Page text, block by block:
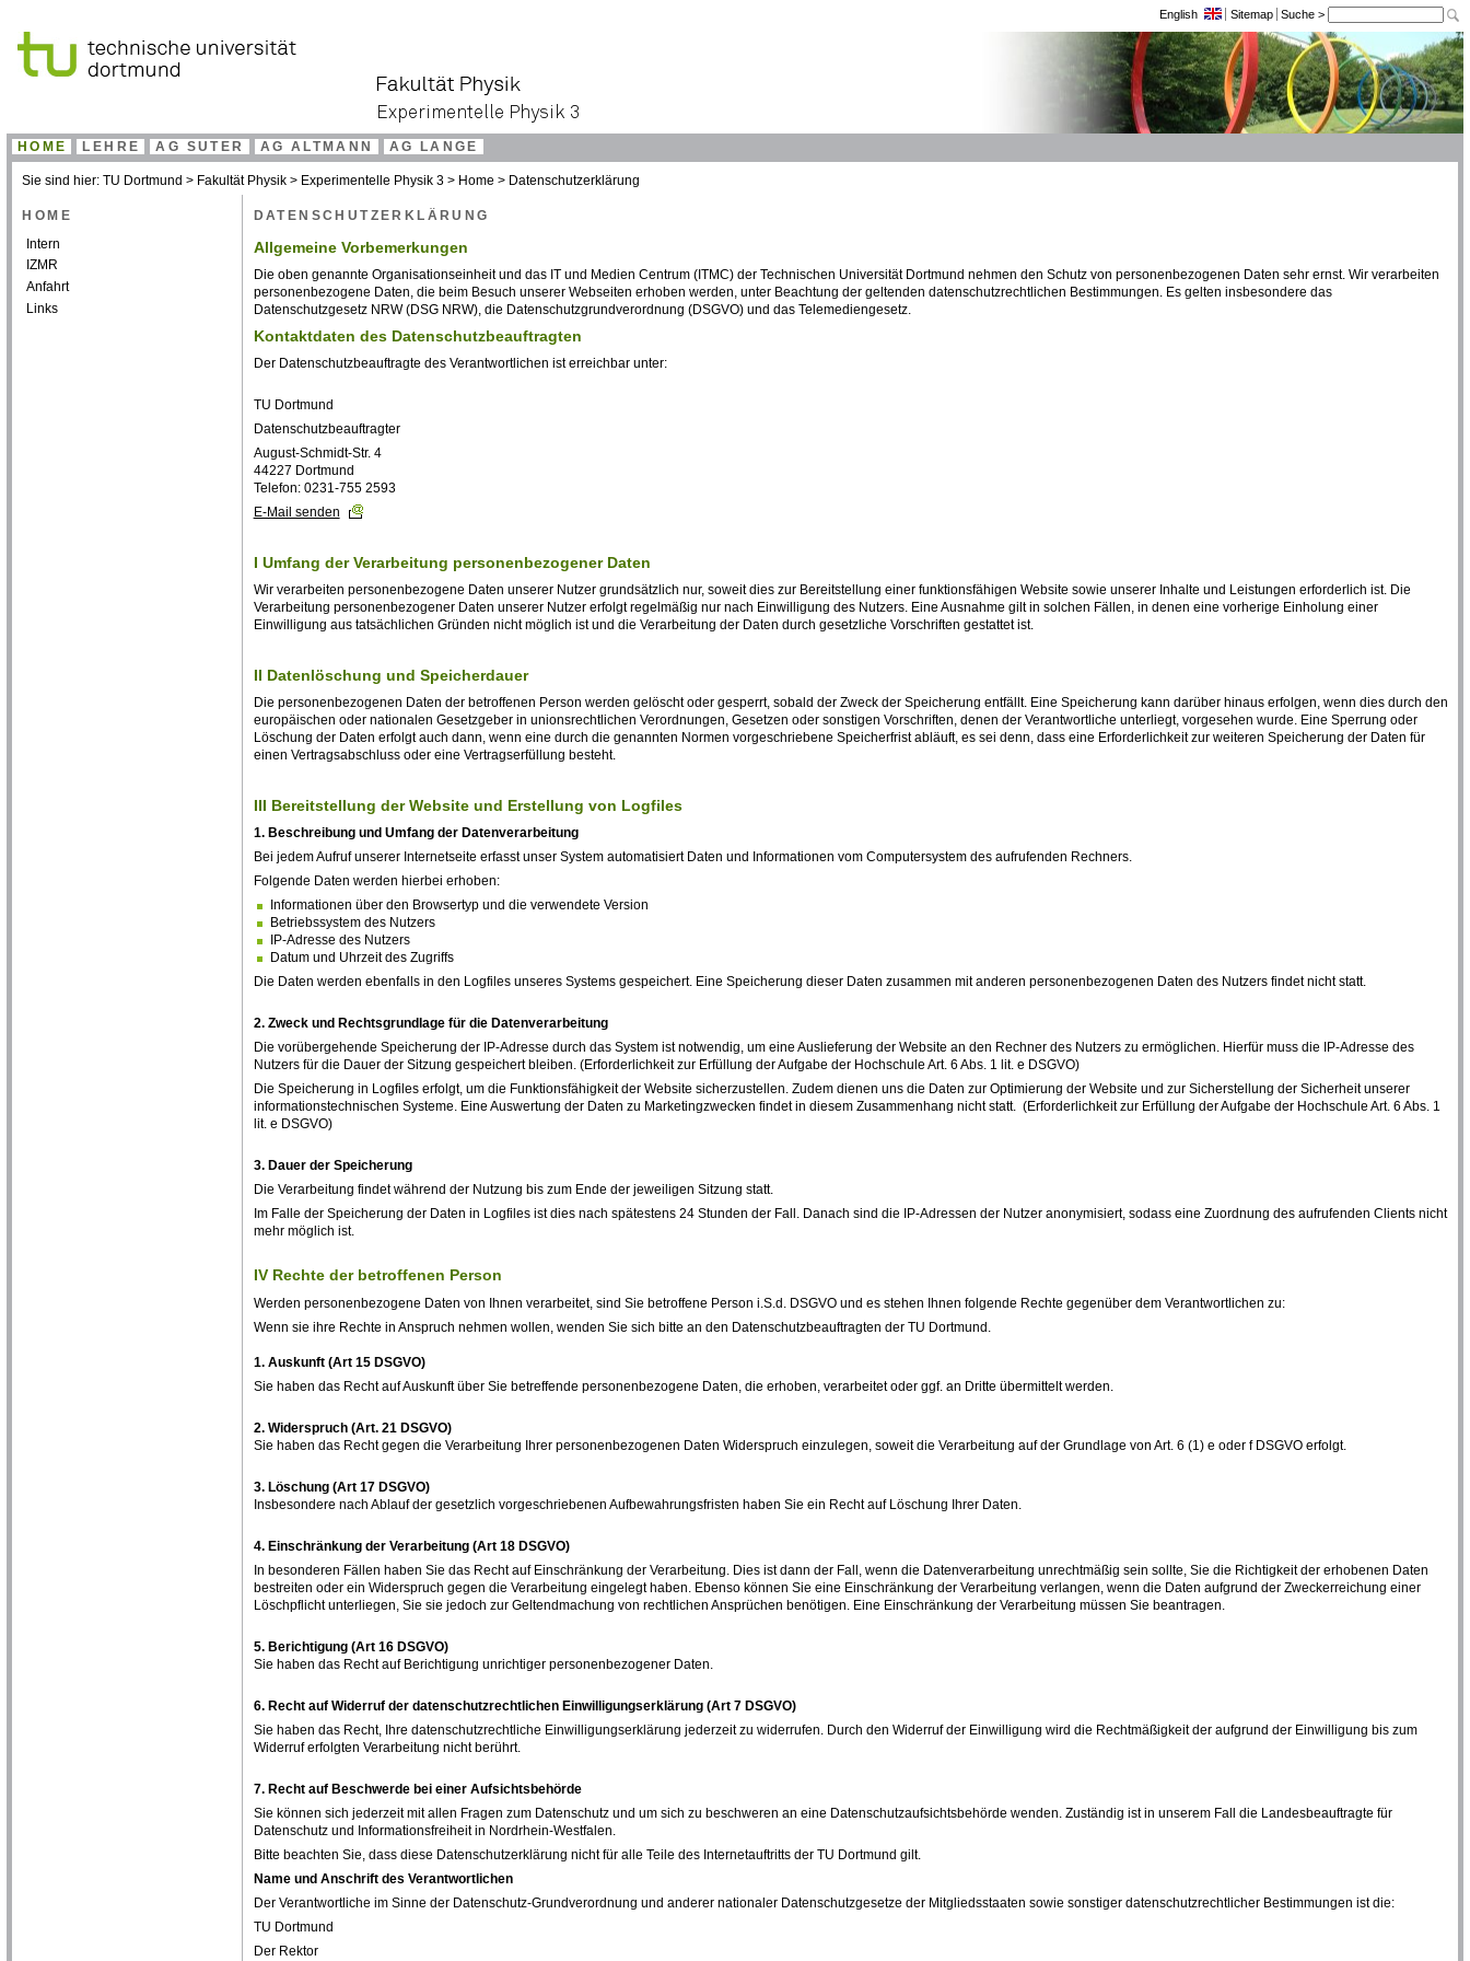
English Sitemap Suche >
HOME LEHRE AG SUTER AG ALTMANN AG LANGE
Sie sind hier: TU Dortmund > Fakultät Physik > Experimentelle Physik 3 > Home> Datenschutzerklärung
HOME
Intern
IZMR
Anfahrt
Links
DATENSCHUTZERKLÄRUNG
Allgemeine Vorbemerkungen
Die oben genannte Organisationseinheit und das IT und Medien Centrum (ITMC) der Technischen Universität Dortmund nehmen den Schutz von personenbezogenen Daten sehr ernst. Wir verarbeiten
personenbezogene Daten, die beim Besuch unserer Webseiten erhoben werden, unter Beachtung der geltenden datenschutzrechtlichen Bestimmungen. Es gelten insbesondere das
Datenschutzgesetz NRW (DSG NRW), die Datenschutzgrundverordnung (DSGVO) und das Telemediengesetz.
Kontaktdaten des Datenschutzbeauftragten
Der Datenschutzbeauftragte des Verantwortlichen ist erreichbar unter:
TU Dortmund
Datenschutzbeauftragter
August-Schmidt-Str. 4
44227 Dortmund
Telefon: 0231-755 2593
E-Mail senden
I Umfang der Verarbeitung personenbezogener Daten
Wir verarbeiten personenbezogene Daten unserer Nutzer grundsätzlich nur, soweit dies zur Bereitstellung einer funktionsfähigen Website sowie unserer Inhalte und Leistungen erforderlich ist. Die
Verarbeitung personenbezogener Daten unserer Nutzer erfolgt regelmäßig nur nach Einwilligung des Nutzers. Eine Ausnahme gilt in solchen Fällen, in denen eine vorherige Einholung einer
Einwilligung aus tatsächlichen Gründen nicht möglich ist und die Verarbeitung der Daten durch gesetzliche Vorschriften gestattet ist.
II Datenlöschung und Speicherdauer
Die personenbezogenen Daten der betroffenen Person werden gelöscht oder gesperrt, sobald der Zweck der Speicherung entfällt. Eine Speicherung kann darüber hinaus erfolgen, wenn dies durch den
europäischen oder nationalen Gesetzgeber in unionsrechtlichen Verordnungen, Gesetzen oder sonstigen Vorschriften, denen der Verantwortliche unterliegt, vorgesehen wurde. Eine Sperrung oder
Löschung der Daten erfolgt auch dann, wenn eine durch die genannten Normen vorgeschriebene Speicherfrist abläuft, es sei denn, dass eine Erforderlichkeit zur weiteren Speicherung der Daten für
einen Vertragsabschluss oder eine Vertragserfüllung besteht.
III Bereitstellung der Website und Erstellung von Logfiles
1. Beschreibung und Umfang der Datenverarbeitung
Bei jedem Aufruf unserer Internetseite erfasst unser System automatisiert Daten und Informationen vom Computersystem des aufrufenden Rechners.
Folgende Daten werden hierbei erhoben:
Informationen über den Browsertyp und die verwendete Version
Betriebssystem des Nutzers
IP-Adresse des Nutzers
Datum und Uhrzeit des Zugriffs
Die Daten werden ebenfalls in den Logfiles unseres Systems gespeichert. Eine Speicherung dieser Daten zusammen mit anderen personenbezogenen Daten des Nutzers findet nicht statt.
2. Zweck und Rechtsgrundlage für die Datenverarbeitung
Die vorübergehende Speicherung der IP-Adresse durch das System ist notwendig, um eine Auslieferung der Website an den Rechner des Nutzers zu ermöglichen. Hierfür muss die IP-Adresse des
Nutzers für die Dauer der Sitzung gespeichert bleiben. (Erforderlichkeit zur Erfüllung der Aufgabe der Hochschule Art. 6 Abs. 1 lit. e DSGVO)
Die Speicherung in Logfiles erfolgt, um die Funktionsfähigkeit der Website sicherzustellen. Zudem dienen uns die Daten zur Optimierung der Website und zur Sicherstellung der Sicherheit unserer
informationstechnischen Systeme. Eine Auswertung der Daten zu Marketingzwecken findet in diesem Zusammenhang nicht statt. (Erforderlichkeit zur Erfüllung der Aufgabe der Hochschule Art. 6 Abs. 1
lit. e DSGVO)
3. Dauer der Speicherung
Die Verarbeitung findet während der Nutzung bis zum Ende der jeweiligen Sitzung statt.
Im Falle der Speicherung der Daten in Logfiles ist dies nach spätestens 24 Stunden der Fall. Danach sind die IP-Adressen der Nutzer anonymisiert, sodass eine Zuordnung des aufrufenden Clients nicht
mehr möglich ist.
IV Rechte der betroffenen Person
Werden personenbezogene Daten von Ihnen verarbeitet, sind Sie betroffene Person i.S.d. DSGVO und es stehen Ihnen folgende Rechte gegenüber dem Verantwortlichen zu:
Wenn sie ihre Rechte in Anspruch nehmen wollen, wenden Sie sich bitte an den Datenschutzbeauftragten der TU Dortmund.
1. Auskunft (Art 15 DSGVO)
Sie haben das Recht auf Auskunft über Sie betreffende personenbezogene Daten, die erhoben, verarbeitet oder ggf. an Dritte übermittelt werden.
2. Widerspruch (Art. 21 DSGVO)
Sie haben das Recht gegen die Verarbeitung Ihrer personenbezogenen Daten Widerspruch einzulegen, soweit die Verarbeitung auf der Grundlage von Art. 6 (1) e oder f DSGVO erfolgt.
3. Löschung (Art 17 DSGVO)
Insbesondere nach Ablauf der gesetzlich vorgeschriebenen Aufbewahrungsfristen haben Sie ein Recht auf Löschung Ihrer Daten.
4. Einschränkung der Verarbeitung (Art 18 DSGVO)
In besonderen Fällen haben Sie das Recht auf Einschränkung der Verarbeitung. Dies ist dann der Fall, wenn die Datenverarbeitung unrechtmäßig sein sollte, Sie die Richtigkeit der erhobenen Daten
bestreiten oder ein Widerspruch gegen die Verarbeitung eingelegt haben. Ebenso können Sie eine Einschränkung der Verarbeitung verlangen, wenn die Daten aufgrund der Zweckerreichung einer
Löschpflicht unterliegen, Sie sie jedoch zur Geltendmachung von rechtlichen Ansprüchen benötigen. Eine Einschränkung der Verarbeitung müssen Sie beantragen.
5. Berichtigung (Art 16 DSGVO)
Sie haben das Recht auf Berichtigung unrichtiger personenbezogener Daten.
6. Recht auf Widerruf der datenschutzrechtlichen Einwilligungserklärung (Art 7 DSGVO)
Sie haben das Recht, Ihre datenschutzrechtliche Einwilligungserklärung jederzeit zu widerrufen. Durch den Widerruf der Einwilligung wird die Rechtmäßigkeit der aufgrund der Einwilligung bis zum
Widerruf erfolgten Verarbeitung nicht berührt.
7. Recht auf Beschwerde bei einer Aufsichtsbehörde
Sie können sich jederzeit mit allen Fragen zum Datenschutz und um sich zu beschweren an eine Datenschutzaufsichtsbehörde wenden. Zuständig ist in unserem Fall die Landesbeauftragte für
Datenschutz und Informationsfreiheit in Nordrhein-Westfalen.
Bitte beachten Sie, dass diese Datenschutzerklärung nicht für alle Teile des Internetauftritts der TU Dortmund gilt.
Name und Anschrift des Verantwortlichen
Der Verantwortliche im Sinne der Daten­schutz-Grundverordnung und anderer nationaler Datenschutzgesetze der Mitgliedsstaaten sowie sonstiger datenschutzrechtlicher Bestimmungen ist die:
TU Dortmund
Der Rektor